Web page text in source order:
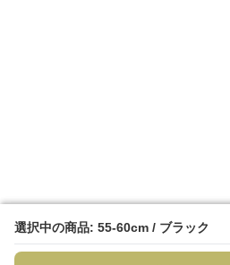
選択中の商品: 55-60cm / ブラック
選択中の商品: 55-60cm / ブラック